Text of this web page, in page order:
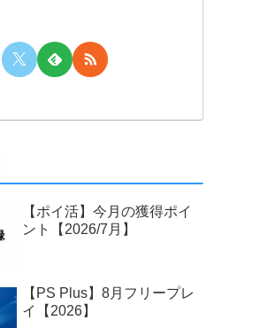
【ポイ活】今月の獲得ポイ
ント【2026/7月】
【PS Plus】8月フリープレ
イ【2026】